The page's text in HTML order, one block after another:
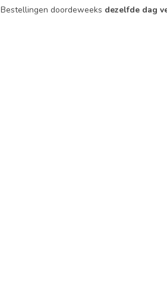
Bestellingen doordeweeks dezelfde dag